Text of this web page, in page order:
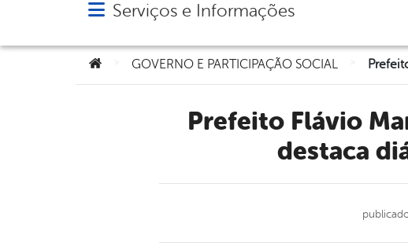
Abrir menu principal de navegação
Serviços e Informações
Você está aqui:GOVERNO E PARTICIPAÇÃO SOCIAL
Prefeito Flávio Marques recebe vereadores de oposição e
destaca